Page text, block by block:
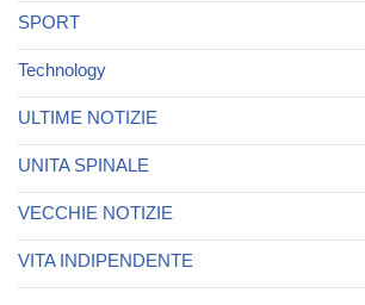
SPORT
Technology
ULTIME NOTIZIE
UNITA SPINALE
VECCHIE NOTIZIE
VITA INDIPENDENTE